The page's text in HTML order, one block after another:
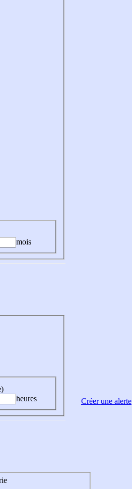
mois
heures
Créer une alerte